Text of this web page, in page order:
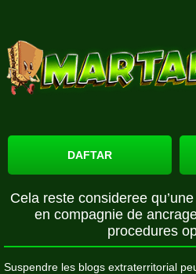
DAFTAR
Cela reste consideree
en compagnie de
procedures
Suspendre les blogs extraterritorial